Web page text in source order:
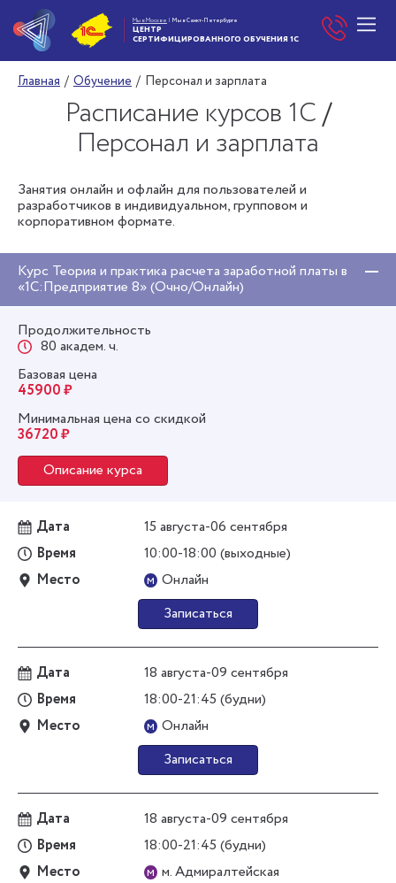
Мы в Москве | Мы в Санкт-Петербурге
ЦЕНТР
СЕРТИФИЦИРОВАННОГО ОБУЧЕНИЯ 1С
Главная / Обучение / Персонал и зарплата
Расписание курсов 1С/
Персонал и зарплата
Занятия онлайн и офлайн для пользователей и
разработчиков в индивидуальном, групповом и
корпоративном формате.
Курс Теория и практика расчета заработной платы в
«1С:Предприятие 8» (Очно/Онлайн)
Продолжительность
80 академ. ч.
Базовая цена
45900 ₽
Минимальная цена со скидкой
36720 ₽
Описание курса
Дата
15 августа-06 сентября
Время
10:00-18:00 (выходные)
Место
м Онлайн
Записаться
Дата
18 августа-09 сентября
Время
18:00-21:45 (будни)
Место
м Онлайн
Записаться
Дата
18 августа-09 сентября
Время
18:00-21:45 (будни)
Место
м м. Адмиралтейская